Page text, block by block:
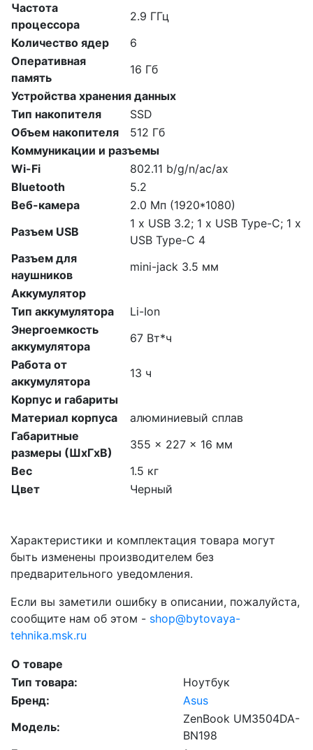
Частота
процессора
2.9 ГГц
Количество ядер
6
Оперативная
память
16 Гб
Устройства хранения данных
Тип накопителя
SSD
Объем накопителя
512 Гб
Коммуникации и разъемы
Wi-Fi
802.11 b/g/n/ac/ax
Bluetooth
5.2
Веб-камера
2.0 Мп (1920*1080)
Разъем USB
1 x USB 3.2; 1 x USB Type-C; 1 x
USB Type-C 4
Разъем для
наушников
mini-jack 3.5 мм
Аккумулятор
Тип аккумулятора
Li-Ion
Энергоемкость
аккумулятора
67 Вт*ч
Работа от
аккумулятора
13 ч
Корпус и габариты
Материал корпуса
алюминиевый сплав
Габаритные
размеры (ШхГхВ)
355 x 227 x 16 мм
Вес
1.5 кг
Цвет
Черный
Характеристики и комплектация товара могут
быть изменены производителем без
предварительного уведомления.
Если вы заметили ошибку в описании, пожалуйста,
сообщите нам об этом - shop@bytovaya-
tehnika.msk.ru
О товаре
Тип товара:
Ноутбук
Бренд:
Asus
Модель:
ZenBook UM3504DA-
BN198